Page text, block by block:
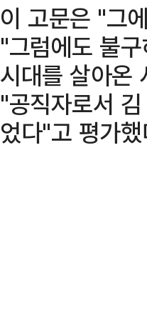
이 고문은 "그
"그럼에도 불
시대를 살아온
"공직자로서
었다"고 평가